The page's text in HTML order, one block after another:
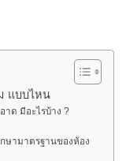
แบบไหน
ด มีอะไรบ้าง ?
ษามาตรฐานของห้อง